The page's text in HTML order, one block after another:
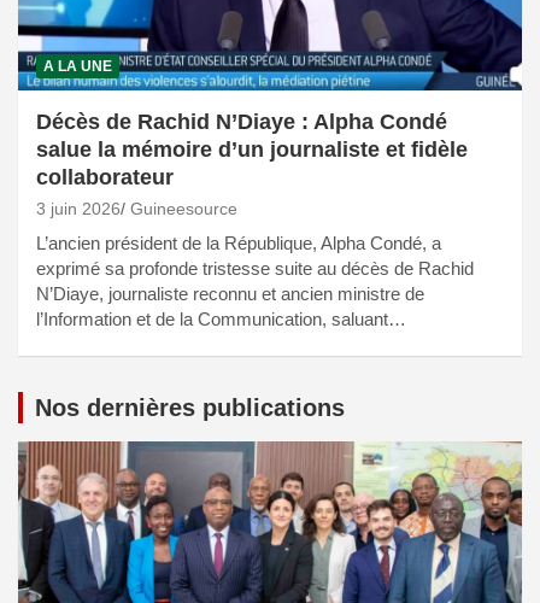
A LA UNE
Décès de Rachid N’Diaye : Alpha Condé
salue la mémoire d’un journaliste et fidèle
collaborateur
3 juin 2026 Guineesource
L’ancien président de la République, Alpha Condé, a
exprimé sa profonde tristesse suite au décès de Rachid
N’Diaye, journaliste reconnu et ancien ministre de
l’Information et de la Communication, saluant…
Nos dernières publications